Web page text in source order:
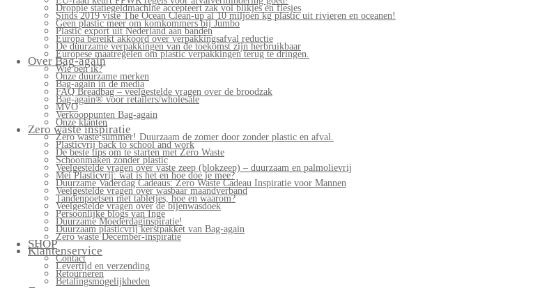
Droppie statiegeldmachine accepteert zak vol blikjes en flesjes
Sinds 2019 viste The Ocean Clean-up al 10 miljoen kg plastic uit rivieren en oceanen!
Geen plastic meer om komkommers bij Jumbo
Plastic export uit Nederland aan banden
Europa bereikt akkoord over verpakkingsafval reductie
De duurzame verpakkingen van de toekomst zijn herbruikbaar
Europese maatregelen om plastic verpakkingen terug te dringen.
Over Bag-again
Wie ben ik?
Onze duurzame merken
Bag-again in de media
FAQ Breadbag – veelgestelde vragen over de broodzak
Bag-again® voor retailers/wholesale
MVO
Verkooppunten Bag-again
Onze klanten
Zero waste inspiratie
Zero waste summer! Duurzaam de zomer door zonder plastic en afval.
Plasticvrij back to school and work
De beste tips om te starten met Zero Waste
Schoonmaken zonder plastic
Veelgestelde vragen over vaste zeep (blokzeep) – duurzaam en palmolievrij
Mei Plasticvrij: wat is het en hoe doe je mee?
Duurzame Vaderdag Cadeaus: Zero Waste Cadeau Inspiratie voor Mannen
Veelgestelde vragen over wasbaar maandverband
Tandenpoetsen met tabletjes, hoe en waarom?
Veelgestelde vragen over de bijenwasdoek
Persoonlijke blogs van Inge
Duurzame Moederdaginspiratie!
Duurzaam plasticvrij kerstpakket van Bag-again
Zero waste December-inspiratie
SHOP
Klantenservice
Contact
Levertijd en verzending
Retourneren
Betalingsmogelijkheden